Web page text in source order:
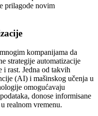
prilagode novim
kompanijama da
strategije automatizacije
i rast. Jedna od takvih
(AI) i mašinskog učenja u
omogućavaju
donose informisane
realnom vremenu.